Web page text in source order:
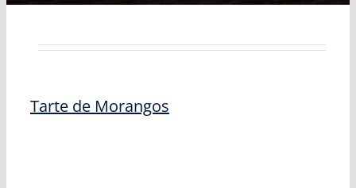
Tarte de Morangos